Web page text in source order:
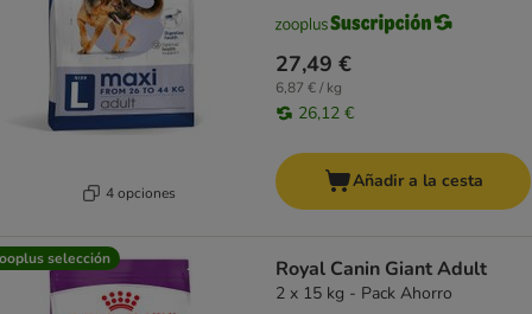
4 opciones
27,49 €
6,87 € / kg
26,12 €
Añadir a la cesta
selección Royal Canin Giant Adult
2 x 15 kg - Pack Ahorro